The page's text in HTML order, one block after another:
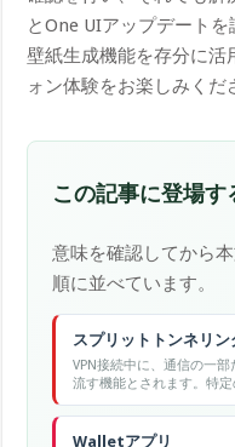
とOne UIアップデート
壁紙生成機能を存分に活
ォン体験をお楽しみくだ
この記事に登場す
意味を確認してから
順に並べています。
スプリットトンネリン
VPN接続中に、通信の一
流す機能とされます。特
い、といった使い分けに
定方法はサービスや端末
Walletアプリ